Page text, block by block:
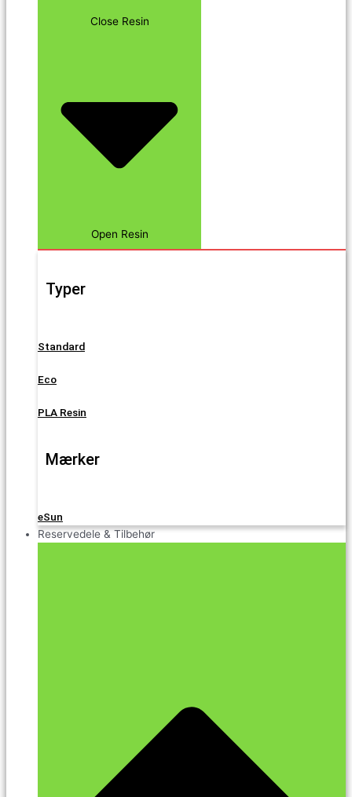
Close Resin
Open Resin
Typer
Standard
Eco
PLA Resin
Mærker
eSun
Reservedele & Tilbehør